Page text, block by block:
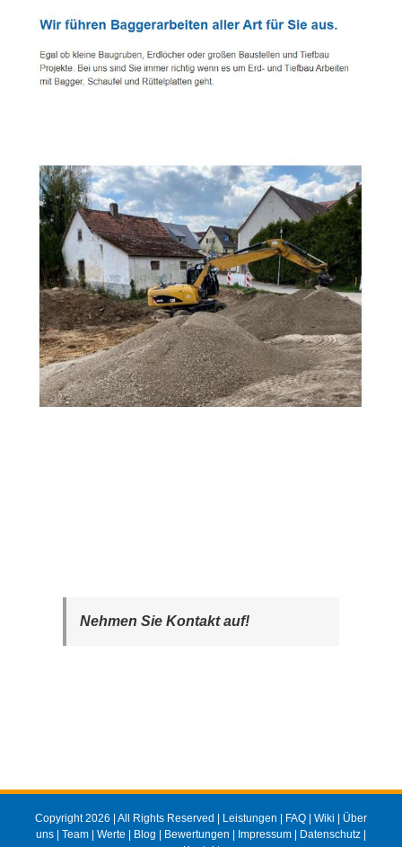
Nehmen Sie Kontakt auf!
Copyright 2026 | All Rights Reserved | Leistungen | FAQ | Wiki | Über
uns | Team | Werte | Blog | Bewertungen | Impressum | Datenschutz |